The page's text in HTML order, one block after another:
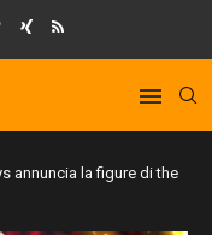
annuncia la figure di the